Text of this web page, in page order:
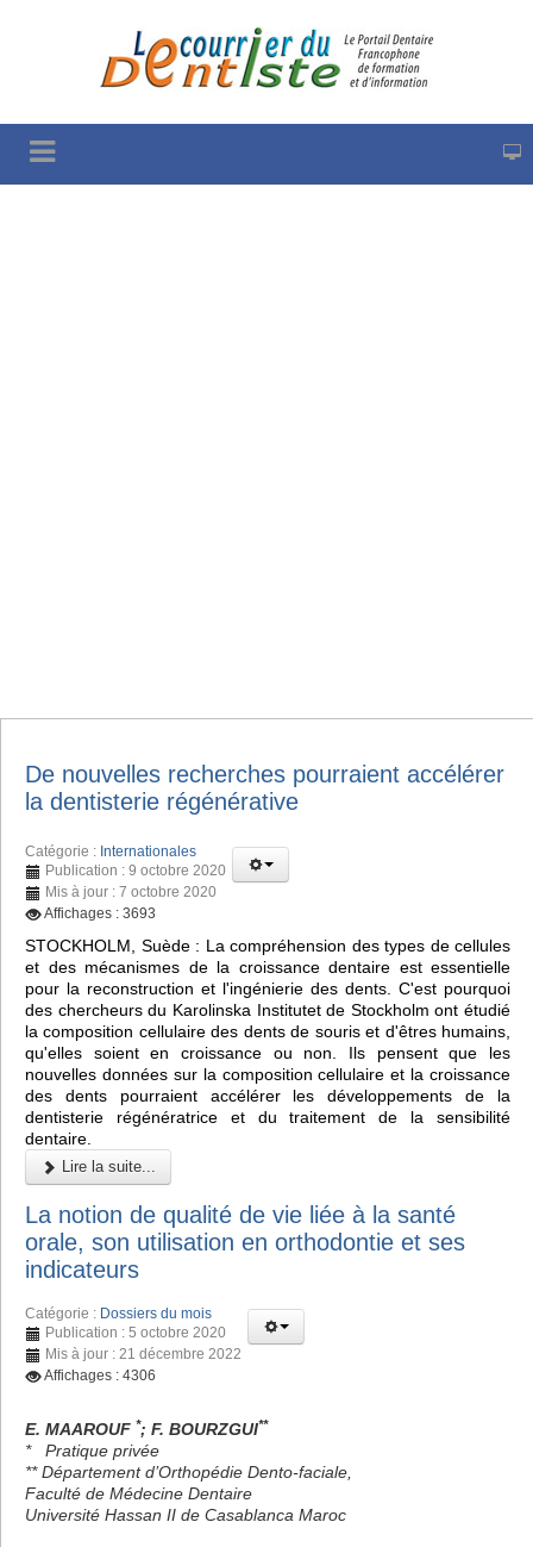
De nouvelles recherches pourraient accélérer
la dentisterie régénérative
Catégorie : Internationales
Publication : 9 octobre 2020
Mis à jour : 7 octobre 2020
Affichages : 3693
STOCKHOLM, Suède : La compréhension des types de cellules
et des mécanismes de la croissance dentaire est essentielle
pour la reconstruction et l'ingénierie des dents. C'est pourquoi
des chercheurs du Karolinska Institutet de Stockholm ont étudié
la composition cellulaire des dents de souris et d'êtres humains,
qu'elles soient en croissance ou non. Ils pensent que les
nouvelles données sur la composition cellulaire et la croissance
des dents pourraient accélérer les développements de la
dentisterie régénératrice et du traitement de la sensibilité
dentaire.
Lire la suite...
La notion de qualité de vie liée à la santé
orale, son utilisation en orthodontie et ses
indicateurs
Catégorie : Dossiers du mois
Publication : 5 octobre 2020
Mis à jour : 21 décembre 2022
Affichages : 4306
E. MAAROUF *; F. BOURZGUI**
* Pratique privée
** Département d’Orthopédie Dento-faciale,
Faculté de Médecine Dentaire
Université Hassan II de Casablanca Maroc